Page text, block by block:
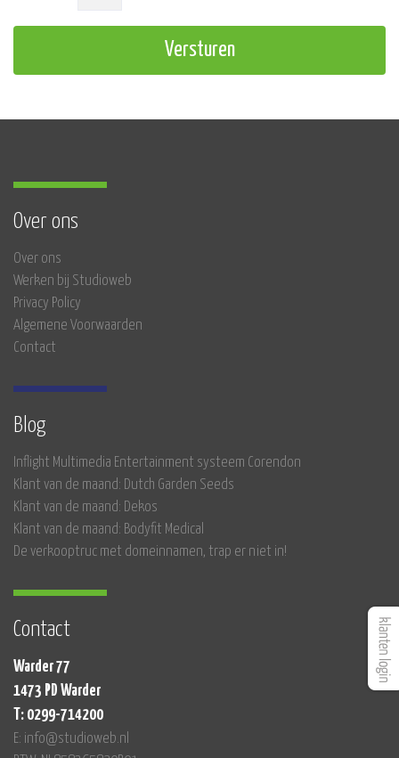
Versturen
Over ons
Over ons
Werken bij Studioweb
Privacy Policy
Algemene Voorwaarden
Contact
Blog
Inflight Multimedia Entertainment systeem Corendon
Klant van de maand: Dutch Garden Seeds
Klant van de maand: Dekos
Klant van de maand: Bodyfit Medical
De verkooptruc met domeinnamen, trap er niet in!
Contact
Warder 77
1473 PD Warder
T: 0299-714200
E: info@studioweb.nl